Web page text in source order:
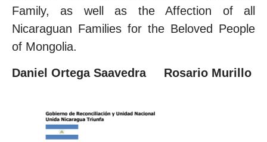
Family, as well as the Affection of all
Nicaraguan Families for the Beloved People
of Mongolia.
Daniel Ortega Saavedra Rosario Murillo